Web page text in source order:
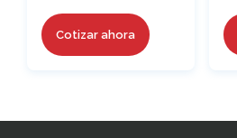
Cotizar ahora